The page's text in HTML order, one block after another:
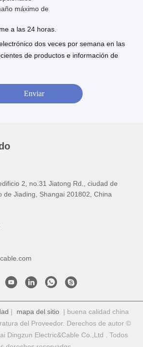
máximo de 10M.
a las 24 horas.
dos veces por semana en las
de productos e información de
2, no.31 Jiatong Rd., ciudad de
de Jiading, Shangai 201802, China
| mapa del sitio| buena calidad china
del Proveedor. Derechos de autor ©
Dingzun Electric&Cable Co.,Ltd . Todos